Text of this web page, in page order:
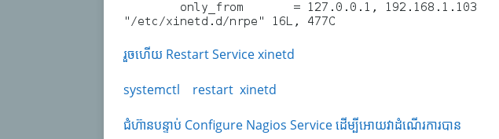
រួចហើយ Restart Service xinetd
systemctl restart xinetd
ជំហ៊ានបន្ទាប់ Configure Nagios Service ដើម្បីអោយវាដំណើរការបាន